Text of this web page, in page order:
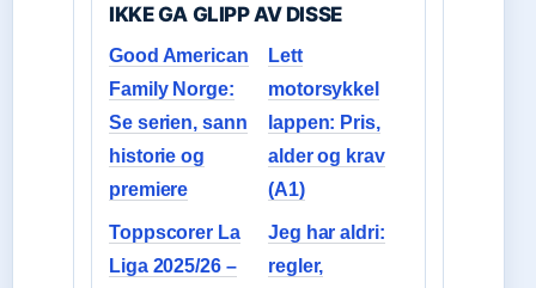
IKKE GA GLIPP AV DISSE
Good American
Family Norge:
Se serien, sann
historie og
premiere
Lett
motorsykkel
lappen: Pris,
alder og krav
(A1)
Toppscorer La
Liga 2025/26 –
Jeg har aldri:
regler,